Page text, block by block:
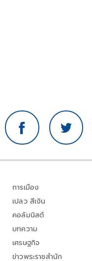
การเมือง
เปลว สีเงิน
คอลัมนิสต์
บทความ
เศรษฐกิจ
ข่าวพระราชสำนัก